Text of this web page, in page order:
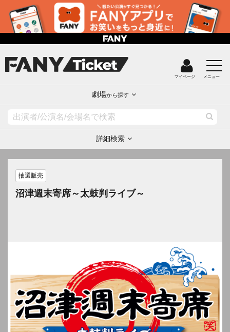
マイページ メニュー
劇場から探す
詳細検索
抽選販売
沼津週末寄席～太鼓判ライブ～